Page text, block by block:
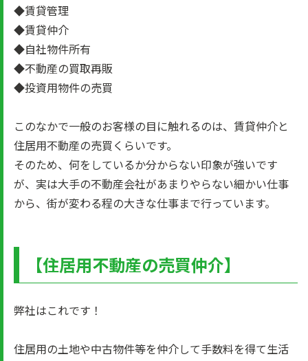
◆賃貸管理
◆賃貸仲介
◆自社物件所有
◆不動産の買取再販
◆投資用物件の売買
このなかで一般のお客様の目に触れるのは、賃貸仲介と
住居用不動産の売買くらいです。
そのため、何をしているか分からない印象が強いです
が、実は大手の不動産会社があまりやらない細かい仕事
から、街が変わる程の大きな仕事まで行っています。
【住居用不動産の売買仲介】
弊社はこれです！
住居用の土地や中古物件等を仲介して手数料を得て生活